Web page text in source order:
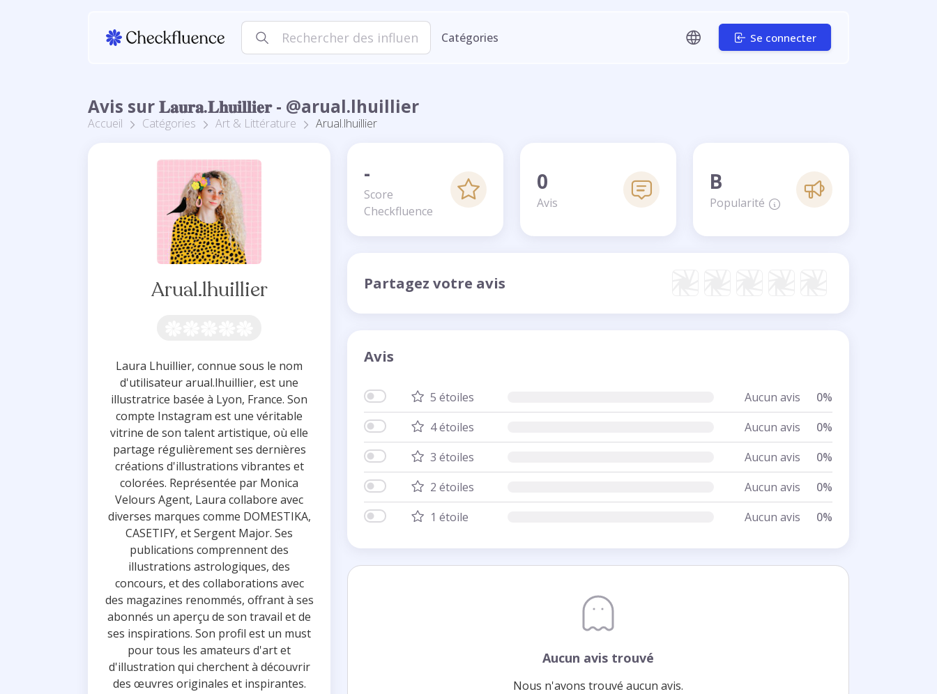
Catégories Se connecter
Avis sur 𝐋𝐚𝐮𝐫𝐚.𝐋𝐡𝐮𝐢𝐥𝐥𝐢𝐞𝐫 - @arual.lhuillier
Accueil Catégories Art & Littérature Arual.lhuillier
Arual.lhuillier
Laura Lhuillier, connue sous le nom
d'utilisateur arual.lhuillier, est une
illustratrice basée à Lyon, France. Son
compte Instagram est une véritable
vitrine de son talent artistique, où elle
partage régulièrement ses dernières
créations d'illustrations vibrantes et
colorées. Représentée par Monica
Velours Agent, Laura collabore avec
diverses marques comme DOMESTIKA,
CASETIFY, et Sergent Major. Ses
publications comprennent des
illustrations astrologiques, des
concours, et des collaborations avec
des magazines renommés, offrant à ses
abonnés un aperçu de son travail et de
ses inspirations. Son profil est un must
pour tous les amateurs d'art et
d'illustration qui cherchent à découvrir
des œuvres originales et inspirantes.
-
Score
Checkfluence
0
Avis
B
Popularité
Partagez votre avis
Avis
5 étoiles Aucun avis
0%
4 étoiles
Aucun avis
0%
3 étoiles
Aucun avis
0%
2 étoiles
Aucun avis
0%
1 étoile
Aucun avis 0%
Aucun avis trouvé
Nous n'avons trouvé aucun avis.